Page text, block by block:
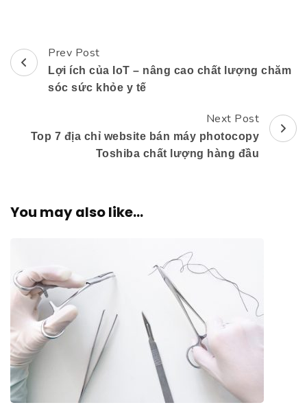
Post
Navigation
Prev Post
Lợi ích của IoT – nâng cao chất lượng chăm
sóc sức khỏe y tế
Next Post
Top 7 địa chỉ website bán máy photocopy
Toshiba chất lượng hàng đầu
You may also like...